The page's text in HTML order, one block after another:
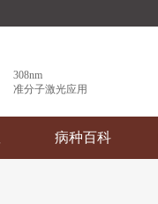
308nm
准分子激光应用
病种百科